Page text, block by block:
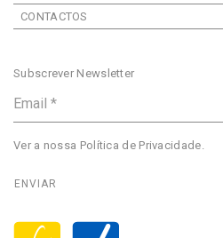
CONTACTOS
Subscrever Newsletter
Ver a nossa Política de Privacidade